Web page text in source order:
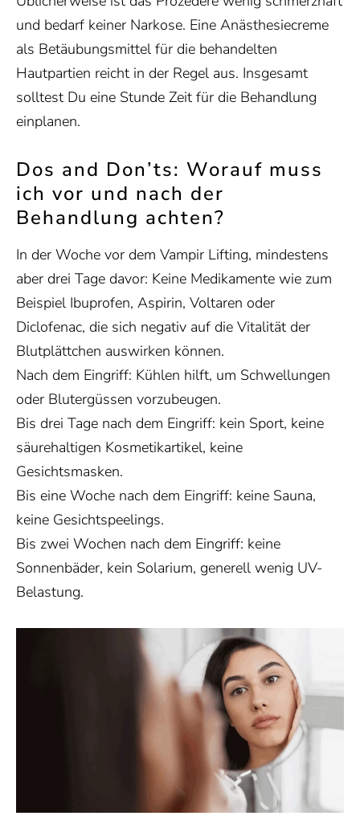
und bedarf keiner Narkose. Eine Anästhesiecreme
als Betäubungsmittel für die behandelten
Hautpartien reicht in der Regel aus. Insgesamt
solltest Du eine Stunde Zeit für die Behandlung
einplanen.
Dos and Don’ts: Worauf muss
ich vor und nach der
Behandlung achten?
In der Woche vor dem Vampir Lifting, mindestens
aber drei Tage davor: Keine Medikamente wie zum
Beispiel Ibuprofen, Aspirin, Voltaren oder
Diclofenac, die sich negativ auf die Vitalität der
Blutplättchen auswirken können.
Nach dem Eingriff: Kühlen hilft, um Schwellungen
oder Blutergüssen vorzubeugen.
Bis drei Tage nach dem Eingriff: kein Sport, keine
säurehaltigen Kosmetikartikel, keine
Gesichtsmasken.
Bis eine Woche nach dem Eingriff: keine Sauna,
keine Gesichtspeelings.
Bis zwei Wochen nach dem Eingriff: keine
Sonnenbäder, kein Solarium, generell wenig UV-
Belastung.